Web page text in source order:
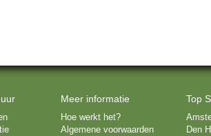
Meer informatie
Hoe werkt het?
Algemene voorwaarden
Top
Den